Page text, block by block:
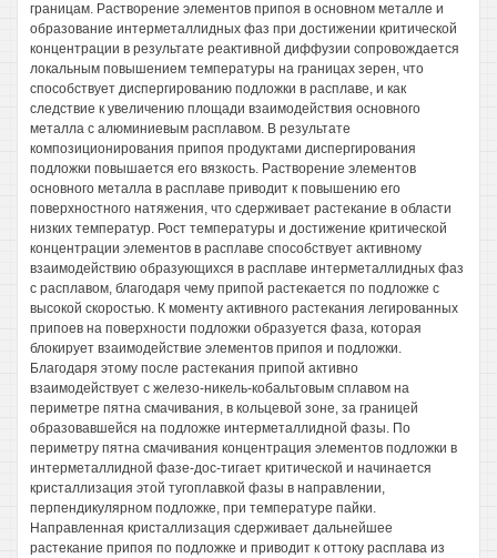
границам. Растворение элементов припоя в основном металле и
образование интерметаллидных фаз при достижении критической
концентрации в результате реактивной диффузии сопровождается
локальным повышением температуры на границах зерен, что
способствует диспергированию подложки в расплаве, и как
следствие к увеличению площади взаимодействия основного
металла с алюминиевым расплавом. В результате
композиционирования припоя продуктами диспергирования
подложки повышается его вязкость. Растворение элементов
основного металла в расплаве приводит к повышению его
поверхностного натяжения, что сдерживает растекание в области
низких температур. Рост температуры и достижение критической
концентрации элементов в расплаве способствует активному
взаимодействию образующихся в расплаве интерметаллидных фаз
с расплавом, благодаря чему припой растекается по подложке с
высокой скоростью. К моменту активного растекания легированных
припоев на поверхности подложки образуется фаза, которая
блокирует взаимодействие элементов припоя и подложки.
Благодаря этому после растекания припой активно
взаимодействует с железо-никель-кобальтовым сплавом на
периметре пятна смачивания, в кольцевой зоне, за границей
образовавшейся на подложке интерметаллидной фазы. По
периметру пятна смачивания концентрация элементов подложки в
интерметаллидной фазе-дос-тигает критической и начинается
кристаллизация этой тугоплавкой фазы в направлении,
перпендикулярном подложке, при температуре пайки.
Направленная кристаллизация сдерживает дальнейшее
растекание припоя по подложке и приводит к оттоку расплава из